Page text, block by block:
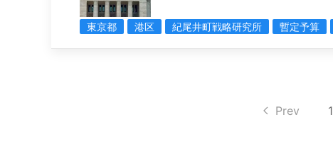
東京都 港区 紀尾井町戦略研究所 暫定予算
Prev 1